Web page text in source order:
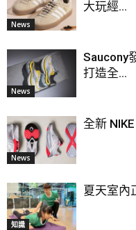
News
大玩經...
News
Saucony
打造全...
News
全新
知識
夏天室內